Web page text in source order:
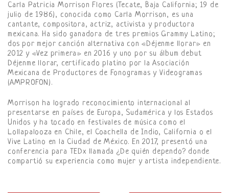
Carla Patricia Morrison Flores (Tecate, Baja California; 19 de
julio de 1986), conocida como Carla Morrison, es una
cantante, compositora, actriz, activista y productora
mexicana. Ha sido ganadora de tres premios Grammy Latino;
dos por mejor canción alternativa con «Déjenme llorar» en
2012 y «Vez primera» en 2016 y uno por su álbum debut
Déjenme llorar, certificado platino por la Asociación
Mexicana de Productores de Fonogramas y Videogramas
(AMPROFON).
Morrison ha logrado reconocimiento internacional al
presentarse en países de Europa, Sudamérica y los Estados
Unidos y ha tocado en festivales de música como el
Lollapalooza en Chile, el Coachella de Indio, California o el
Vive Latino en la Ciudad de México. En 2017, presentó una
conferencia para TEDx llamada ¿De quién dependo? donde
compartió su experiencia como mujer y artista independiente.